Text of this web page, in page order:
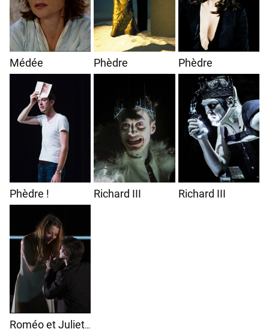
Médée Phèdre Phèdre
Phèdre ! Richard III Richard III
Roméo et Juliette